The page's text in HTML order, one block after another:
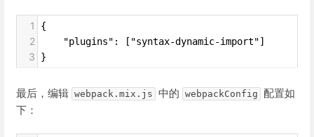
1 {
2
    "plugins": ["syntax-dynamic-import"]
3 }
最后，编辑 webpack.mix.js 中的 webpackConfig 配置如
下：